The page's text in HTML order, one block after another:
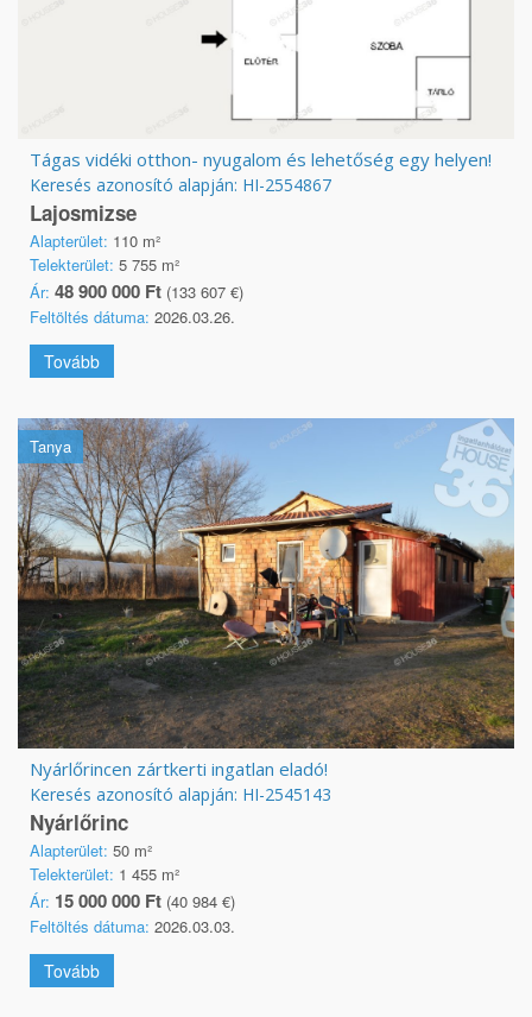
Tágas vidéki otthon- nyugalom és lehetőség egy helyen!
Keresés azonosító alapján: HI-2554867
Lajosmizse
Alapterület: 110 m²
Telekterület: 5 755 m²
Ár: 48 900 000 Ft (133 607 €)
Feltöltés dátuma: 2026.03.26.
Tovább
Tanya
Nyárlőrincen zártkerti ingatlan eladó!
Keresés azonosító alapján: HI-2545143
Nyárlőrinc
Alapterület: 50 m²
Telekterület: 1 455 m²
Ár: 15 000 000 Ft (40 984 €)
Feltöltés dátuma: 2026.03.03.
Tovább